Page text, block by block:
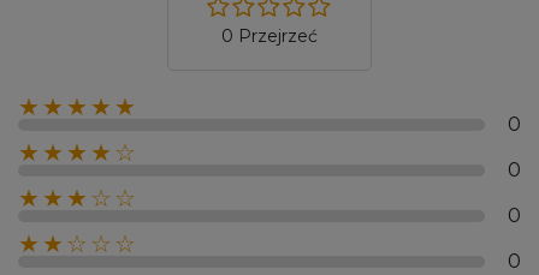
0 Przejrzeć
★★★★★
0
★★★★☆
0
★★★☆☆
0
★★☆☆☆
0